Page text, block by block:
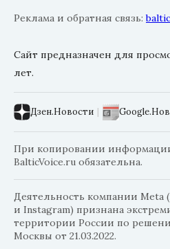
Реклама и обратная связь:
Сайт предназначен для
лет.
Дзен.Новости |
При копировании
BalticVoice.ru обязательна.
Деятельность компании Meta
и Instagram) признана
территории России по
Москвы от 21.03.2022.